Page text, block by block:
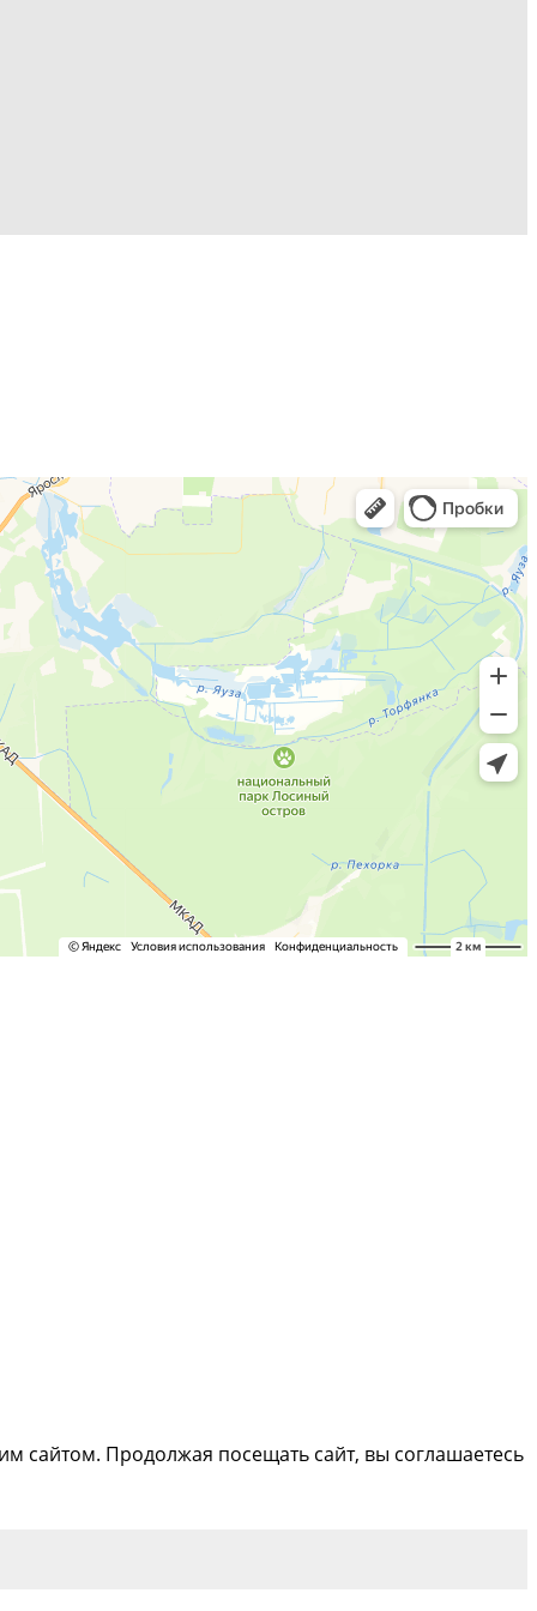
сайтом. Продолжая посещать сайт, вы соглашаетесь